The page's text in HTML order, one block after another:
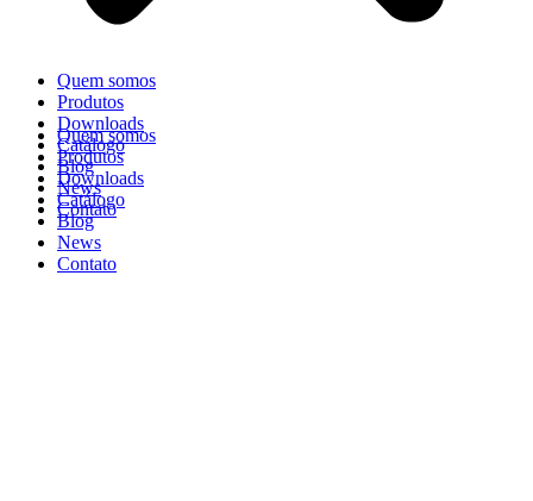
Quem somos
Produtos
Downloads
Catálogo
Blog
News
Contato
Quem somos
Produtos
Downloads
Catálogo
Blog
News
Contato